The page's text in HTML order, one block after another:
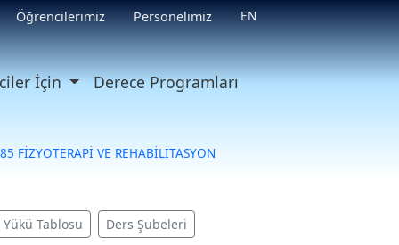
Öğrencilerimiz Personelimiz EN
İçin Derece Programları
FİZYOTERAPİ VE REHABİLİTASYON
Yükü Tablosu Ders Şubeleri